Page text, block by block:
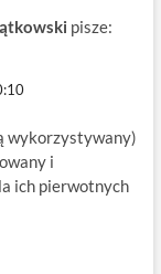
pisze:
wykorzystywany)
i
ich pierwotnych